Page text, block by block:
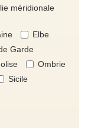
méridionale
Elbe
Garde
Ombrie
Sicile